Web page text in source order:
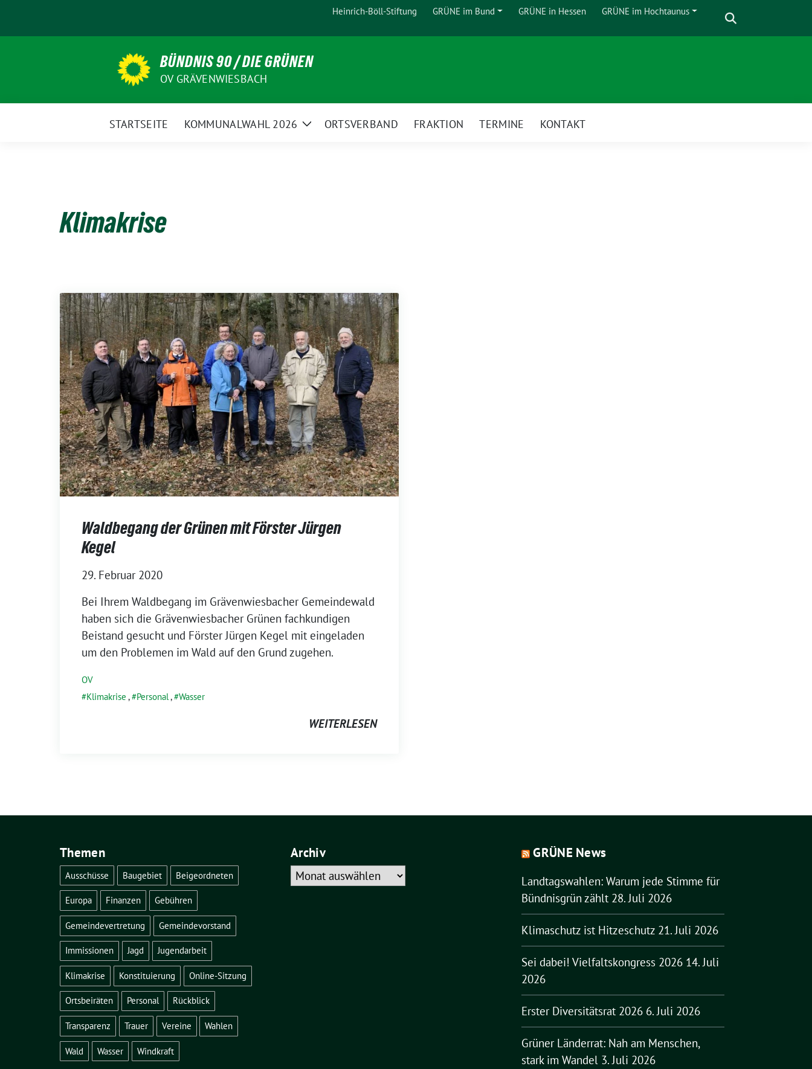
Heinrich-Böll-Stiftung GRÜNE im Bund
Zeige
GRÜNE in Hessen GRÜNE im Hochtaunus
Zeige
BÜNDNIS 90 / DIE GRÜNEN
OV GRÄVENWIESBACH
STARTSEITE KOMMUNALWAHL 2026
ZeigeORTSVERBAND FRAKTION TERMINE KONTAKT
Klimakrise
Waldbegang der Grünen mit Förster Jürgen
Kegel
29. Februar 2020
Bei Ihrem Waldbegang im Grävenwiesbacher Gemeindewald
haben sich die Grävenwiesbacher Grünen fachkundigen
Beistand gesucht und Förster Jürgen Kegel mit eingeladen
um den Problemen im Wald auf den Grund zugehen.
OV
Klimakrise , Personal , Wasser
WEITERLESEN
Themen
Ausschüsse Baugebiet Beigeordneten
Europa Finanzen Gebühren
Gemeindevertretung Gemeindevorstand
Immissionen Jagd Jugendarbeit
Klimakrise Konstituierung Online-Sitzung
Ortsbeiräten Personal Rückblick
Transparenz Trauer Vereine Wahlen
Wald Wasser Windkraft
Archiv
Archiv
GRÜNE News
Landtagswahlen: Warum jede Stimme für
Bündnisgrün zählt 28. Juli 2026
Klimaschutz ist Hitzeschutz 21. Juli 2026
Sei dabei! Vielfaltskongress 2026 14. Juli
2026
Erster Diversitätsrat 2026 6. Juli 2026
Grüner Länderrat: Nah am Menschen,
stark im Wandel 3. Juli 2026